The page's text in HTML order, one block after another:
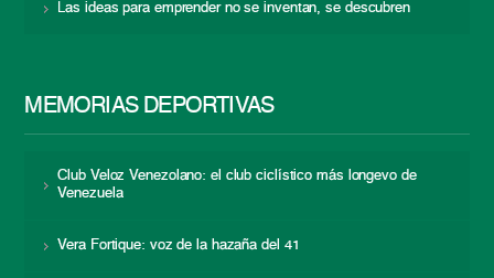
Las ideas para emprender no se inventan, se descubren
MEMORIAS DEPORTIVAS
Club Veloz Venezolano: el club ciclístico más longevo de
Venezuela
Vera Fortique: voz de la hazaña del 41